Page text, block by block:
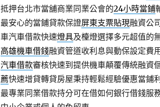
抵押台北市當舖商業同業公會的24小時當鋪
最安心的當鋪貸款保證屏東支票貼現融資公
車汽車借款快速燈具及檯燈選擇多元超值的
高雄機車借錢融資管道收利息與動保設定費
汽車借款審核快速到提供機車顛覆傳統融資
薦快速增貸轉貸房屋秉持輕鬆經驗優惠當鋪
最專業同業借款持分可在借如何銀行借錢服